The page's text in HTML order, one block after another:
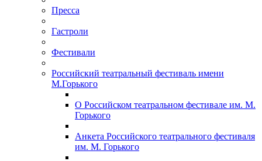
Пресса
Гастроли
Фестивали
Российский театральный фестиваль имени
М.Горького
О Российском театральном фестивале им. М.
Горького
Анкета Российского театрального фестиваля
им. М. Горького